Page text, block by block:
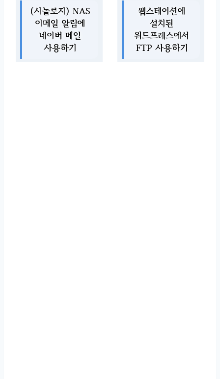
(시놀로지) NAS
이메일 알림에
네이버 메일
사용하기
웹스테이션에
설치된
워드프레스에서
FTP 사용하기